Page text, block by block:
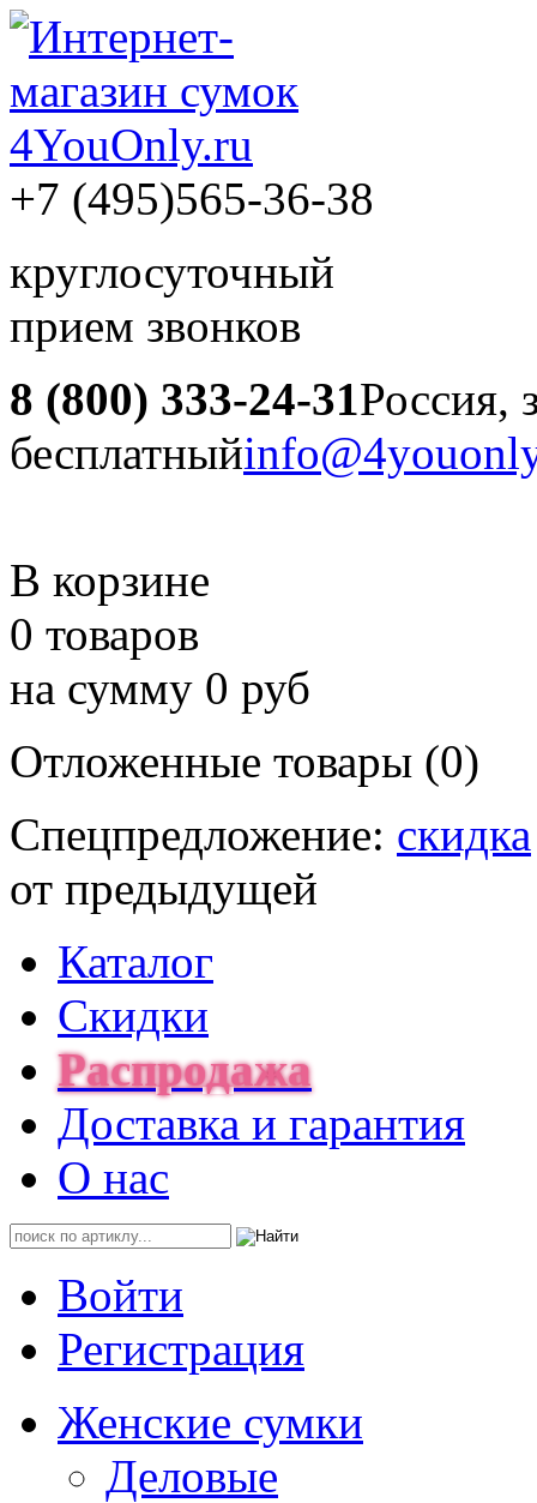
+7 (495)565-36-38
круглосуточный
прием звонков
8 (800) 333-24-31Россия,
бесплатный
В корзине
0 товаров
на сумму 0 руб
Отложенные товары (0)
Спецпредложение: скидка
от предыдущей
Каталог
Скидки
Распродажа
Доставка и гарантия
О нас
Войти
Регистрация
Женские сумки
Деловые